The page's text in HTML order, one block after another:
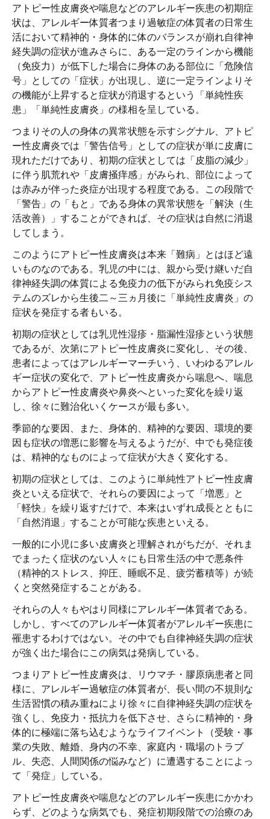
アトピー性皮膚炎や喘息などのアレルギー疾患の初期症
状は、アレルギー体質者つまり過敏症の体質者の日常生
活において精神的・身体的に体のバランスが崩れ自律神
経失調の症状が進みさらに、ある一定のラインから機能
（免疫力）が低下した場合に身体のある部位に「危険信
号」としての「症状」が出現し、逆に一定ラインよりそ
の機能が上昇すると症状が消退するという「単純性疾
患」「単純性皮膚炎」の様相を呈している。
つまりその人の身体の異常状態を示すシグナル、アトピ
ー性皮膚炎では「警告信号」としての症状が単に皮膚に
現れただけであり、初期の症状としては「皮脂の減少」
に伴う肌荒れや「皮膚掻痒感」がみられ、部位によって
は赤みが伴った炎症が出現する程度である。この段階で
「警告」の「もと」である身体の異常状態を「解決（生
活改善）」することができれば、その症状は自然に消退
してしまう。
このようにアトピー性皮膚炎は本来「難病」とはほど遠
いものなのである。乳児の中には、親から受け継いだ自
律神経失調の体質による免疫力の低下がみられ免疫シス
テムのズレから生後二～三ヵ月後に「単純性皮膚炎」の
症状を発症する者もいる。
初期の症状としては乳児性湿疹・脂漏性湿疹という状態
であるが、次第にアトピー性皮膚炎に変化し、その後、
患者によってはアレルギーマーチいう、いわゆるアレル
ギー症状の変化で、アトピー性皮膚炎から喘息へ、喘息
からアトピー性皮膚炎や鼻炎へといった変化を繰り返
し、徐々に難治化いくケースが最も多い。
季節的な要因、また、身体的、精神的な要因、環境的要
因も症状の増悪に影響を与えるようだが、中でも発症後
は、精神的なものによって症状が大きく変化する。
初期の症状としては、このように単純性アトピー性皮膚
炎といえる症状で、それらの要因によって「増悪」と
「軽快」を繰り返すだけで、本来はいずれ成長とともに
「自然消退」することが可能な疾患といえる。
一般的に小児に多い皮膚炎と理解されがちだが、それま
でまったく症状のない人々にも日常生活の中で悪条件
（精神的ストレス、抑圧、睡眠不足、疲労蓄積等）が続
くと突然発症することがある。
それらの人々もやはり同様にアレルギー体質者である。
しかし、すべてのアレルギー体質者がアレルギー疾患に
罹患するわけではない。その中でも自律神経失調の症状
が強く出た場合にこの病気は発病している。
つまりアトピー性皮膚炎は、リウマチ・膠原病患者と同
様に、アレルギー過敏症の体質者が、長い間の不規則な
生活習慣の積み重ねにより徐々に自律神経失調の症状を
強くし、免疫力・抵抗力を低下させ、さらに精神的・身
体的に極端に落ち込むようなライフイベント（受験・事
業の失敗、離婚、身内の不幸、家庭内・職場のトラブ
ル、失恋、人間関係の悩みなど）に遭遇することによっ
て「発症」している。
アトピー性皮膚炎や喘息などのアレルギー疾患にかかわ
らず、どのような病気でも、発症初期段階での治療のあ